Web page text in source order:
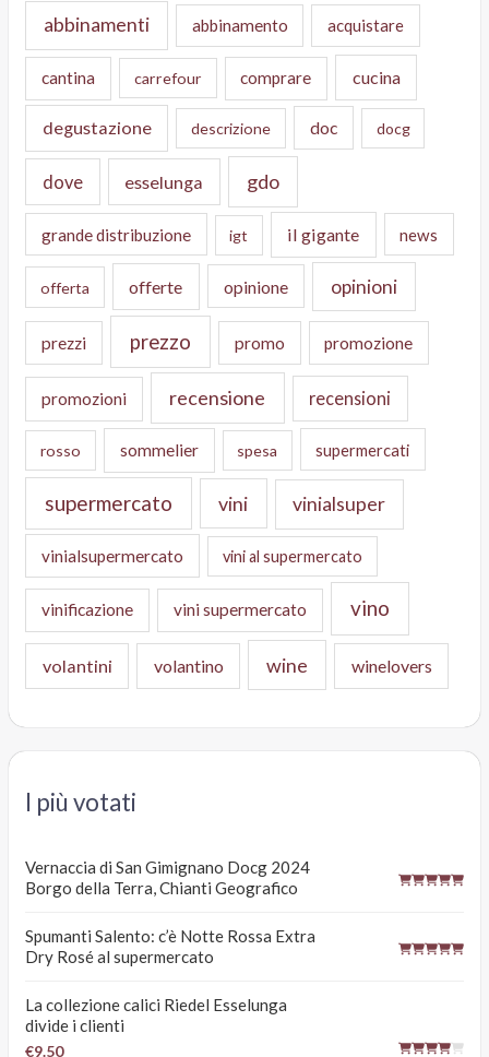
abbinamenti abbinamento acquistare
cantina carrefour comprare cucina
degustazione descrizione doc docg
dove esselunga gdo
grande distribuzione igt il gigante news
offerta offerte opinione opinioni
prezzi prezzo promo promozione
promozioni recensione recensioni
rosso sommelier spesa supermercati
supermercato vini vinialsuper
vinialsupermercato vini al supermercato
vinificazione vini supermercato vino
volantini volantino wine winelovers
I più votati
Vernaccia di San Gimignano Docg 2024
Borgo della Terra, Chianti Geografico
Spumanti Salento: c’è Notte Rossa Extra
Dry Rosé al supermercato
La collezione calici Riedel Esselunga
divide i clienti
€9.50